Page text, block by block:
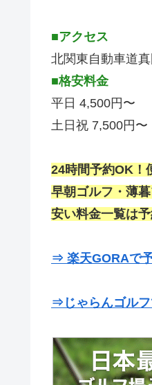
■アクセス
北関東自動車道
■格安料金
平日 4,500円〜
土日祝 7,500円〜
24時間予約OK！
早朝ゴルフ・薄
安い料金一覧は
⇒ 楽天GORAで予
⇒じゃらんゴルフ